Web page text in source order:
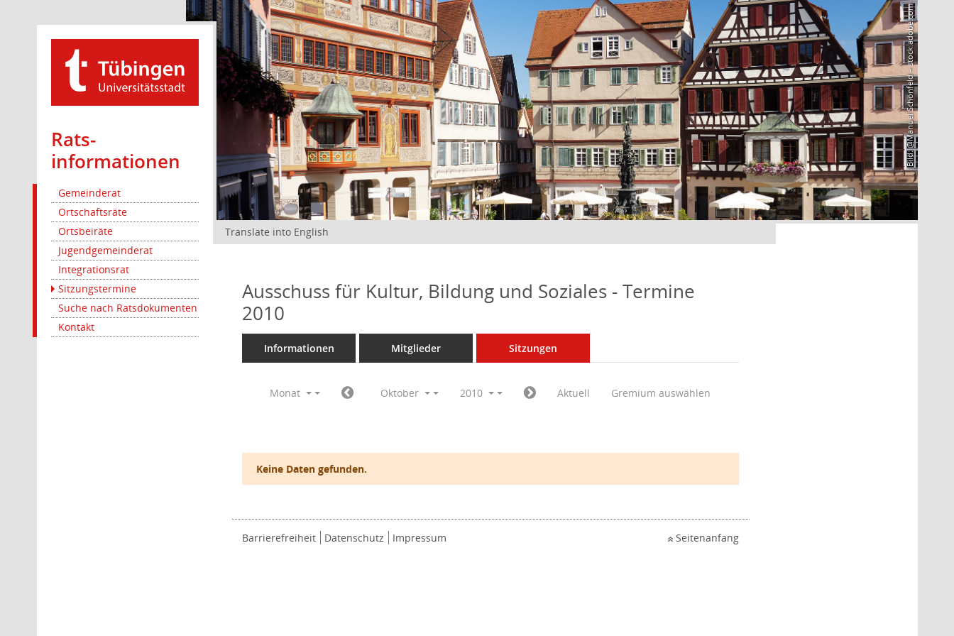
Rats­
informationen
Gemeinderat
Ortschaftsräte
Ortsbeiräte
Jugendgemeinderat
Integrationsrat
Sitzungstermine
Suche nach Ratsdokumenten
Kontakt
Bild: @Manuel Schönfeld – stock.adobe.com
Translate into English
Ausschuss für Kultur, Bildung und Soziales - Termine
2010
Informationen Mitglieder Sitzungen
Monat Oktober 2010 Aktuell Gremium auswählen
Keine Daten gefunden.
Barrierefreiheit Datenschutz Impressum Seitenanfang